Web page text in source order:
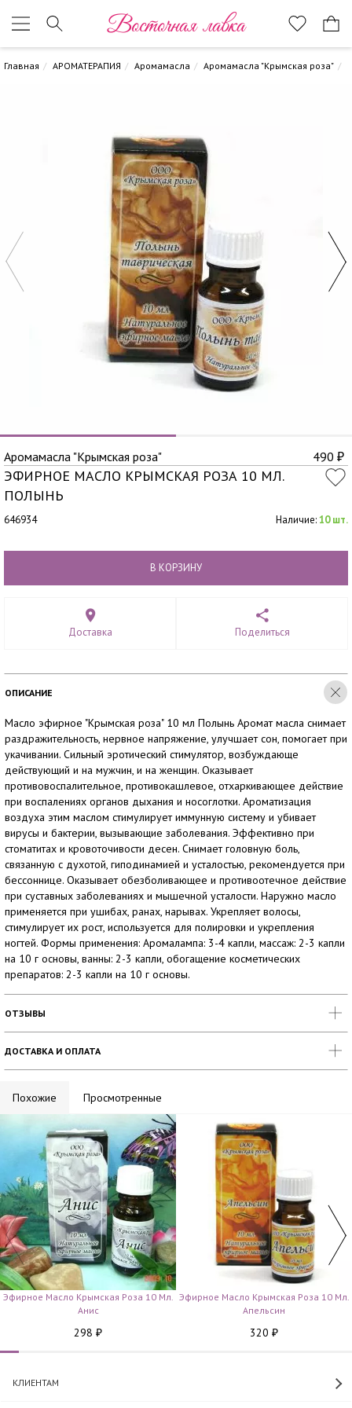
Восточная лавка
Главная АРОМАТЕРАПИЯ Аромамасла Аромамасла "Крымская роза"
Аромамасла "Крымская роза" 490 ₽
ЭФИРНОЕ МАСЛО КРЫМСКАЯ РОЗА 10 МЛ.
ПОЛЫНЬ
646934 Наличие:10 шт.
В КОРЗИНУ
Доставка Поделиться
ОПИСАНИЕ
Масло эфирное "Крымская роза" 10 мл Полынь Аромат масла снимает
раздражительность, нервное напряжение, улучшает сон, помогает при
укачивании. Сильный эротический стимулятор, возбуждающе
действующий и на мужчин, и на женщин. Оказывает
противовоспалительное, противокашлевое, отхаркивающее действие
при воспалениях органов дыхания и носоглотки. Ароматизация
воздуха этим маслом стимулирует иммунную систему и убивает
вирусы и бактерии, вызывающие заболевания. Эффективно при
стоматитах и кровоточивости десен. Снимает головную боль,
связанную с духотой, гиподинамией и усталостью, рекомендуется при
бессоннице. Оказывает обезболивающее и противоотечное действие
при суставных заболеваниях и мышечной усталости. Наружно масло
применяется при ушибах, ранах, нарывах. Укрепляет волосы,
стимулирует их рост, используется для полировки и укрепления
ногтей. Формы применения: Аромалампа: 3-4 капли, массаж: 2-3 капли
на 10 г основы, ванны: 2-3 капли, обогащение косметических
препаратов: 2-3 капли на 10 г основы.
ОТЗЫВЫ
ДОСТАВКА И ОПЛАТА
Похожие Просмотренные
Эфирное Масло Крымская Роза 10 Мл.
Анис
298 ₽
Эфирное Масло Крымская Роза 10 Мл.
Апельсин
320 ₽
КЛИЕНТАМ